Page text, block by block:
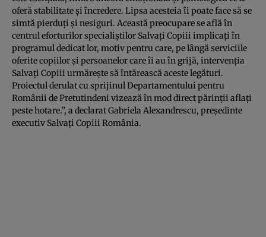
oferă stabilitate și încredere. Lipsa acesteia îi poate face să se
simtă pierduți și nesiguri. Această preocupare se află în
centrul eforturilor specialiștilor Salvați Copiii implicați în
programul dedicat lor, motiv pentru care, pe lângă serviciile
oferite copiilor și persoanelor care îi au în grijă, intervenția
Salvați Copiii urmărește să întărească aceste legături.
Proiectul derulat cu sprijinul Departamentului pentru
Românii de Pretutindeni vizează în mod direct părinții aflați
peste hotare.”, a declarat Gabriela Alexandrescu, președinte
executiv Salvați Copiii România.